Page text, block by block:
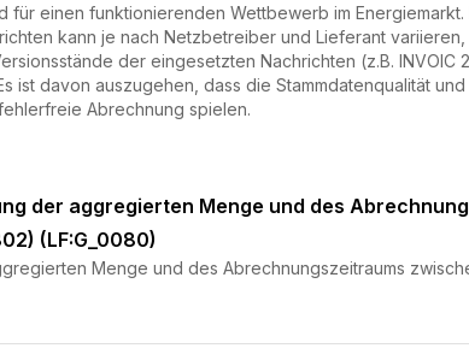
einen funktionierenden Wettbewerb im Energiemarkt.
kann je nach Netzbetreiber und Lieferant variieren,
der eingesetzten Nachrichten (z.B. INVOIC
ist davon auszugehen, dass die Stammdatenqualität
Abrechnung spielen.
der aggregierten Menge und des
(LF:G_0080)
Menge und des Abrechnungszeitraums